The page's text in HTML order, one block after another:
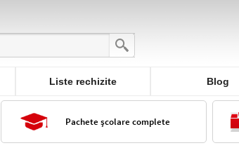
Liste rechizite Blog
Pachete școlare complete